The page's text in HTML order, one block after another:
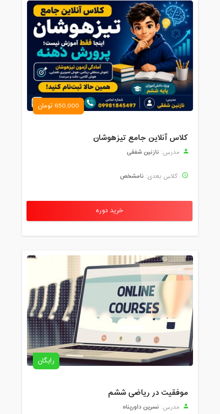
650,000 تومان
کلاس آنلاین جامع تیزهوشان
مدرس: نازنین شفقی
کلاس بعدی: نامشخص
خرید دوره
رایگان
موفقیت در ریاضی ششم
مدرس: نسرین داورپناه